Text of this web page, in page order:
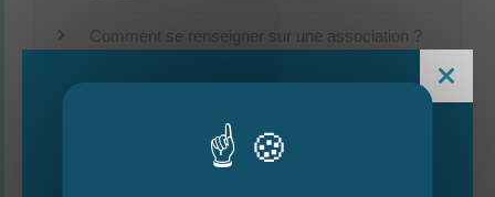
Comment se renseigner sur une association ?
Peut-on utiliser son véhicule personnel pour les
Toutes les questions réponses